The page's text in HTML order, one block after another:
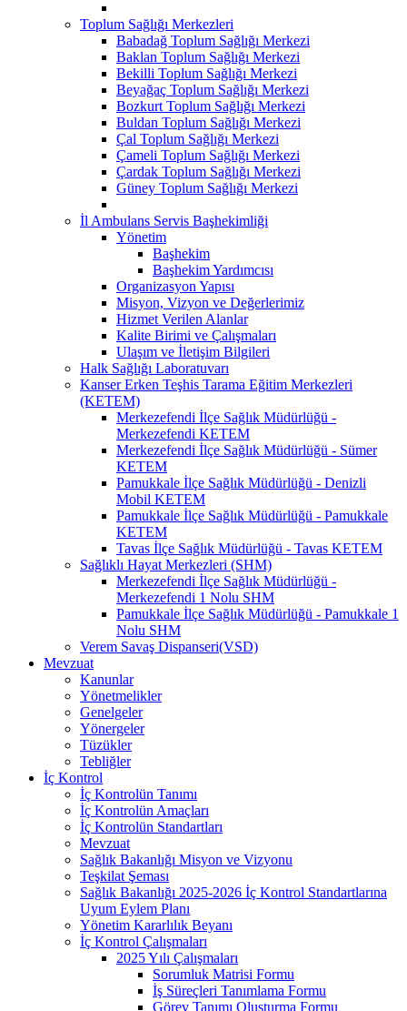
Toplum Sağlığı Merkezleri
Babadağ Toplum Sağlığı Merkezi
Baklan Toplum Sağlığı Merkezi
Bekilli Toplum Sağlığı Merkezi
Beyağaç Toplum Sağlığı Merkezi
Bozkurt Toplum Sağlığı Merkezi
Buldan Toplum Sağlığı Merkezi
Çal Toplum Sağlığı Merkezi
Çameli Toplum Sağlığı Merkezi
Çardak Toplum Sağlığı Merkezi
Güney Toplum Sağlığı Merkezi
İl Ambulans Servis Başhekimliği
Yönetim
Başhekim
Başhekim Yardımcısı
Organizasyon Yapısı
Misyon, Vizyon ve Değerlerimiz
Hizmet Verilen Alanlar
Kalite Birimi ve Çalışmaları
Ulaşım ve İletişim Bilgileri
Halk Sağlığı Laboratuvarı
Kanser Erken Teşhis Tarama Eğitim Merkezleri
(KETEM)
Merkezefendi İlçe Sağlık Müdürlüğü -
Merkezefendi KETEM
Merkezefendi İlçe Sağlık Müdürlüğü - Sümer
KETEM
Pamukkale İlçe Sağlık Müdürlüğü - Denizli
Mobil KETEM
Pamukkale İlçe Sağlık Müdürlüğü - Pamukkale
KETEM
Tavas İlçe Sağlık Müdürlüğü - Tavas KETEM
Sağlıklı Hayat Merkezleri (SHM)
Merkezefendi İlçe Sağlık Müdürlüğü -
Merkezefendi 1 Nolu SHM
Pamukkale İlçe Sağlık Müdürlüğü - Pamukkale 1
Nolu SHM
Verem Savaş Dispanseri(VSD)
Mevzuat
Kanunlar
Yönetmelikler
Genelgeler
Yönergeler
Tüzükler
Tebliğler
İç Kontrol
İç Kontrolün Tanımı
İç Kontrolün Amaçları
İç Kontrolün Standartları
Mevzuat
Sağlık Bakanlığı Misyon ve Vizyonu
Teşkilat Şeması
Sağlık Bakanlığı 2025-2026 İç Kontrol Standartlarına
Uyum Eylem Planı
Yönetim Kararlılık Beyanı
İç Kontrol Çalışmaları
2025 Yılı Çalışmaları
Sorumluk Matrisi Formu
İş Süreçleri Tanımlama Formu
Görev Tanımı Oluşturma Formu